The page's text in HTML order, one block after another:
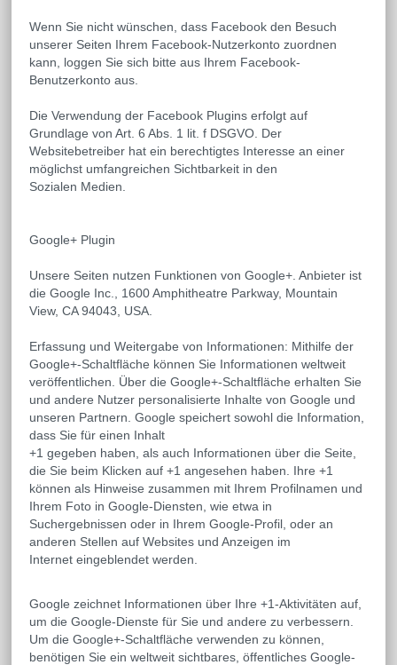
Wenn Sie nicht wünschen, dass Facebook den Besuch
unserer Seiten Ihrem Facebook-Nutzerkonto zuordnen
kann, loggen Sie sich bitte aus Ihrem Facebook-
Benutzerkonto aus.
Die Verwendung der Facebook Plugins erfolgt auf
Grundlage von Art. 6 Abs. 1 lit. f DSGVO. Der
Websitebetreiber hat ein berechtigtes Interesse an einer
möglichst umfangreichen Sichtbarkeit in den
Sozialen Medien.
Google+ Plugin
Unsere Seiten nutzen Funktionen von Google+. Anbieter ist
die Google Inc., 1600 Amphitheatre Parkway, Mountain
View, CA 94043, USA.
Erfassung und Weitergabe von Informationen: Mithilfe der
Google+-Schaltfläche können Sie Informationen weltweit
veröffentlichen. Über die Google+-Schaltfläche erhalten Sie
und andere Nutzer personalisierte Inhalte von Google und
unseren Partnern. Google speichert sowohl die Information,
dass Sie für einen Inhalt
+1 gegeben haben, als auch Informationen über die Seite,
die Sie beim Klicken auf +1 angesehen haben. Ihre +1
können als Hinweise zusammen mit Ihrem Profilnamen und
Ihrem Foto in Google-Diensten, wie etwa in
Suchergebnissen oder in Ihrem Google-Profil, oder an
anderen Stellen auf Websites und Anzeigen im
Internet eingeblendet werden.
Google zeichnet Informationen über Ihre +1-Aktivitäten auf,
um die Google-Dienste für Sie und andere zu verbessern.
Um die Google+-Schaltfläche verwenden zu können,
benötigen Sie ein weltweit sichtbares, öffentliches Google-